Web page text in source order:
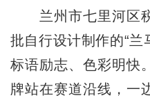
兰州市七里河区税
批自行设计制作的“兰
标语励志、色彩明快
牌站在赛道沿线，一